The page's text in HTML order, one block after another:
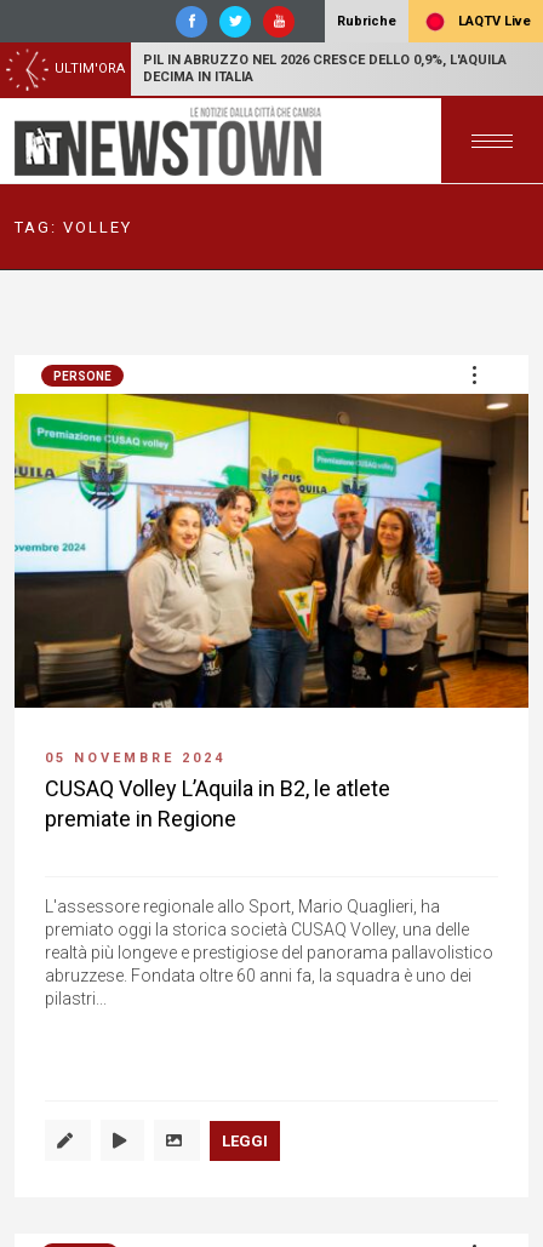
Rubriche LAQTV Live
ULTIM'ORA
PIL IN ABRUZZO NEL 2026 CRESCE DELLO 0,9%, L'AQUILA
DECIMA IN ITALIA
TAG: VOLLEY
PERSONE
05 NOVEMBRE 2024
CUSAQ Volley L’Aquila in B2, le atlete
premiate in Regione
L'assessore regionale allo Sport, Mario Quaglieri, ha
premiato oggi la storica società CUSAQ Volley, una delle
realtà più longeve e prestigiose del panorama pallavolistico
abruzzese. Fondata oltre 60 anni fa, la squadra è uno dei
pilastri...
LEGGI